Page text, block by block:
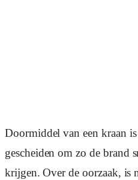
Doormiddel van een kraan is de hoop afval van elkaar
gescheiden om zo de brand
krijgen. Over de oorzaak, is